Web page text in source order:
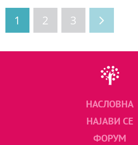
1 2 3
НАСЛОВНА
НАЈАВИ СЕ
ФОРУМ